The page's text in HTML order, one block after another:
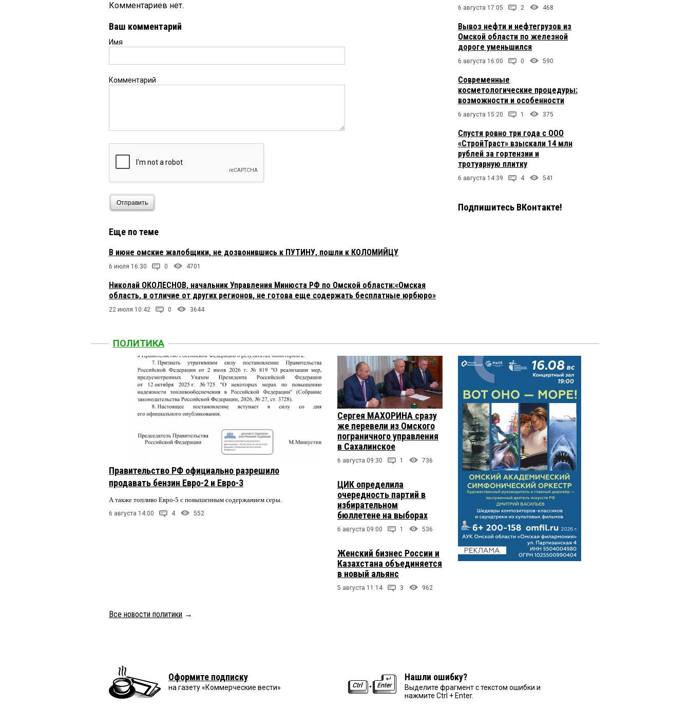
Комментариев нет.
Ваш комментарий
Имя
Комментарий
Отправить
Еще по теме
В июне омские жалобщики, не дозвонившись к ПУТИНУ, пошли к КОЛОМИЙЦУ
6 июля 16:30 0 4701
Николай ОКОЛЕСНОВ, начальник Управления Минюста РФ по Омской области:«Омская
область, в отличие от других регионов, не готова еще содержать бесплатные юрбюро»
22 июля 10:42 0 3644
6 августа 17:05 2 468
Вывоз нефти и нефтегрузов из
Омской области по железной
дороге уменьшился
6 августа 16:00 0 590
Современные
косметологические процедуры:
возможности и особенности
6 августа 15:20 1 375
Спустя ровно три года с ООО
«СтройТраст» взыскали 14 млн
рублей за гортензии и
тротуарную плитку
6 августа 14:39 4 541
Подпишитесь ВКонтакте!
ПОЛИТИКА
Правительство РФ официально разрешило
продавать бензин Евро-2 и Евро-3
А также топливо Евро-5 с повышенным содержанием серы.
6 августа 14:00 4 552
Сергея МАХОРИНА сразу
же перевели из Омского
пограничного управления
в Сахалинское
6 августа 09:30 1 736
ЦИК определила
очередность партий в
избирательном
бюллетене на выборах
6 августа 09:00 1 536
Женский бизнес России и
Казахстана объединяется
в новый альянс
5 августа 11:14 3 962
Все новости политики →
Оформите подписку
на газету «Коммерческие вести»
Нашли ошибку?
Выделите фрагмент с текстом ошибки и
нажмите Ctrl + Enter.